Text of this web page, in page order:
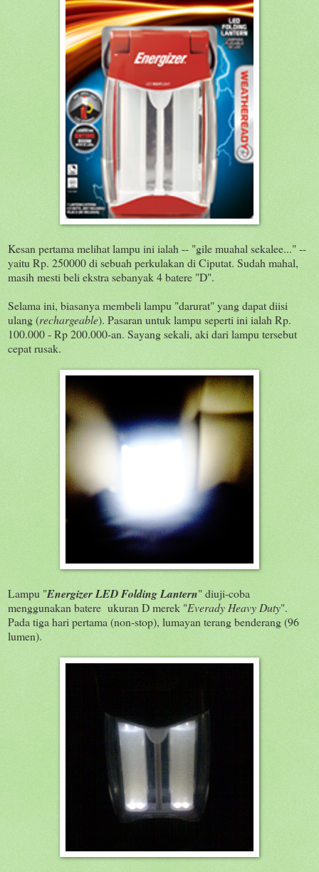
Kesan pertama melihat lampu ini ialah -- "gile muahal sekalee..." --
yaitu Rp. 250000 di sebuah perkulakan di Ciputat. Sudah mahal,
masih mesti beli ekstra sebanyak 4 batere "D".
Selama ini, biasanya membeli lampu "darurat" yang dapat diisi
ulang (rechargeable). Pasaran untuk lampu seperti ini ialah Rp.
100.000 - Rp 200.000-an. Sayang sekali, aki dari lampu tersebut
cepat rusak.
Lampu "Energizer LED Folding Lantern" diuji-coba
menggunakan batere ukuran D merek "Everady Heavy Duty".
Pada tiga hari pertama (non-stop), lumayan terang benderang (96
lumen).